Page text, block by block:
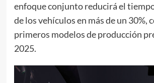
enfoque conjunto reducirá el
de los vehículos en más de un 30%,
primeros modelos de producción
2025.